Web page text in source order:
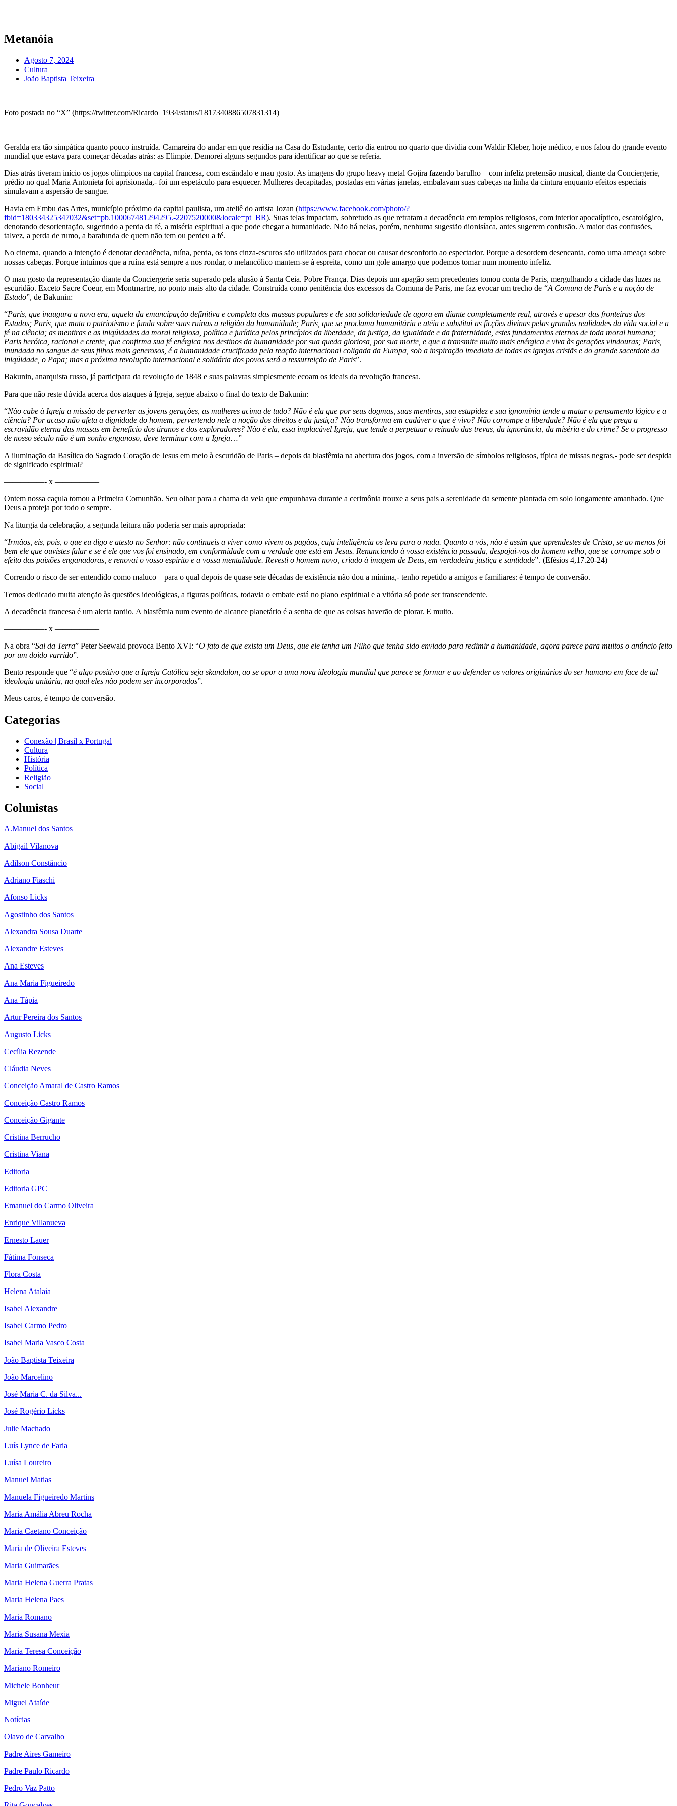
conteúdo
Metanóia
Agosto 7, 2024
Cultura
João Baptista Teixeira
Foto postada no “X” (https://twitter.com/Ricardo_1934/status/1817340886507831314)
Geralda era tão simpática quanto pouco instruída. Camareira do andar em que residia na Casa do Estudante, certo dia entrou no quarto que dividia com Waldir Kleber, hoje médico, e nos falou do grande evento
mundial que estava para começar décadas atrás: as Elimpie. Demorei alguns segundos para identificar ao que se referia.
Dias atrás tiveram início os jogos olímpicos na capital francesa, com escândalo e mau gosto. As imagens do grupo heavy metal Gojira fazendo barulho – com infeliz pretensão musical, diante da Conciergerie,
prédio no qual Maria Antonieta foi aprisionada,- foi um espetáculo para esquecer. Mulheres decapitadas, postadas em várias janelas, embalavam suas cabeças na linha da cintura enquanto efeitos especiais
simulavam a aspersão de sangue.
Havia em Embu das Artes, município próximo da capital paulista, um ateliê do artista Jozan (https://www.facebook.com/photo/?
fbid=180334325347032&set=pb.100067481294295.-2207520000&locale=pt_BR). Suas telas impactam, sobretudo as que retratam a decadência em templos religiosos, com interior apocalíptico, escatológico,
denotando desorientação, sugerindo a perda da fé, a miséria espiritual a que pode chegar a humanidade. Não há nelas, porém, nenhuma sugestão dionisíaca, antes sugerem confusão. A maior das confusões,
talvez, a perda de rumo, a barafunda de quem não tem ou perdeu a fé.
No cinema, quando a intenção é denotar decadência, ruína, perda, os tons cinza-escuros são utilizados para chocar ou causar desconforto ao espectador. Porque a desordem desencanta, como uma ameaça sobre
nossas cabeças. Porque intuímos que a ruína está sempre a nos rondar, o melancólico mantem-se à espreita, como um gole amargo que podemos tomar num momento infeliz.
O mau gosto da representação diante da Conciergerie seria superado pela alusão à Santa Ceia. Pobre França. Dias depois um apagão sem precedentes tomou conta de Paris, mergulhando a cidade das luzes na
escuridão. Exceto Sacre Coeur, em Montmartre, no ponto mais alto da cidade. Construída como penitência dos excessos da Comuna de Paris, me faz evocar um trecho de “A Comuna de Paris e a noção de
Estado”, de Bakunin:
“Paris, que inaugura a nova era, aquela da emancipação definitiva e completa das massas populares e de sua solidariedade de agora em diante completamente real, através e apesar das fronteiras dos
Estados; Paris, que mata o patriotismo e funda sobre suas ruínas a religião da humanidade; Paris, que se proclama humanitária e atéia e substitui as ficções divinas pelas grandes realidades da vida social e a
fé na ciência; as mentiras e as iniqüidades da moral religiosa, política e jurídica pelos princípios da liberdade, da justiça, da igualdade e da fraternidade, estes fundamentos eternos de toda moral humana;
Paris heróica, racional e crente, que confirma sua fé enérgica nos destinos da humanidade por sua queda gloriosa, por sua morte, e que a transmite muito mais enérgica e viva às gerações vindouras; Paris,
inundada no sangue de seus filhos mais generosos, é a humanidade crucificada pela reação internacional coligada da Europa, sob a inspiração imediata de todas as igrejas cristãs e do grande sacerdote da
iniqüidade, o Papa; mas a próxima revolução internacional e solidária dos povos será a ressurreição de Paris”.
Bakunin, anarquista russo, já participara da revolução de 1848 e suas palavras simplesmente ecoam os ideais da revolução francesa.
Para que não reste dúvida acerca dos ataques à Igreja, segue abaixo o final do texto de Bakunin:
“Não cabe à Igreja a missão de perverter as jovens gerações, as mulheres acima de tudo? Não é ela que por seus dogmas, suas mentiras, sua estupidez e sua ignomínia tende a matar o pensamento lógico e a
ciência? Por acaso não afeta a dignidade do homem, pervertendo nele a noção dos direitos e da justiça? Não transforma em cadáver o que é vivo? Não corrompe a liberdade? Não é ela que prega a
escravidão eterna das massas em benefício dos tiranos e dos exploradores? Não é ela, essa implacável Igreja, que tende a perpetuar o reinado das trevas, da ignorância, da miséria e do crime? Se o progresso
de nosso século não é um sonho enganoso, deve terminar com a Igreja…”
A iluminação da Basílica do Sagrado Coração de Jesus em meio à escuridão de Paris – depois da blasfêmia na abertura dos jogos, com a inversão de símbolos religiosos, típica de missas negras,- pode ser despida
de significado espiritual?
—————- x —————–
Ontem nossa caçula tomou a Primeira Comunhão. Seu olhar para a chama da vela que empunhava durante a cerimônia trouxe a seus pais a serenidade da semente plantada em solo longamente amanhado. Que
Deus a proteja por todo o sempre.
Na liturgia da celebração, a segunda leitura não poderia ser mais apropriada:
“Irmãos, eis, pois, o que eu digo e atesto no Senhor: não continueis a viver como vivem os pagãos, cuja inteligência os leva para o nada. Quanto a vós, não é assim que aprendestes de Cristo, se ao menos foi
bem ele que ouvistes falar e se é ele que vos foi ensinado, em conformidade com a verdade que está em Jesus. Renunciando à vossa existência passada, despojai-vos do homem velho, que se corrompe sob o
efeito das paixões enganadoras, e renovai o vosso espírito e a vossa mentalidade. Revesti o homem novo, criado à imagem de Deus, em verdadeira justiça e santidade”. (Efésios 4,17.20-24)
Correndo o risco de ser entendido como maluco – para o qual depois de quase sete décadas de existência não dou a mínima,- tenho repetido a amigos e familiares: é tempo de conversão.
Temos dedicado muita atenção às questões ideológicas, a figuras políticas, todavia o embate está no plano espiritual e a vitória só pode ser transcendente.
A decadência francesa é um alerta tardio. A blasfêmia num evento de alcance planetário é a senha de que as coisas haverão de piorar. E muito.
—————- x —————–
Na obra “Sal da Terra” Peter Seewald provoca Bento XVI: “O fato de que exista um Deus, que ele tenha um Filho que tenha sido enviado para redimir a humanidade, agora parece para muitos o anúncio feito
por um doido varrido”.
Bento responde que “é algo positivo que a Igreja Católica seja skandalon, ao se opor a uma nova ideologia mundial que parece se formar e ao defender os valores originários do ser humano em face de tal
ideologia unitária, na qual eles não podem ser incorporados”.
Meus caros, é tempo de conversão.
Categorias
Conexão | Brasil x Portugal
Cultura
História
Política
Religião
Social
Colunistas
A.Manuel dos Santos
Abigail Vilanova
Adilson Constâncio
Adriano Fiaschi
Afonso Licks
Agostinho dos Santos
Alexandra Sousa Duarte
Alexandre Esteves
Ana Esteves
Ana Maria Figueiredo
Ana Tápia
Artur Pereira dos Santos
Augusto Licks
Cecília Rezende
Cláudia Neves
Conceição Amaral de Castro Ramos
Conceição Castro Ramos
Conceição Gigante
Cristina Berrucho
Cristina Viana
Editoria
Editoria GPC
Emanuel do Carmo Oliveira
Enrique Villanueva
Ernesto Lauer
Fátima Fonseca
Flora Costa
Helena Atalaia
Isabel Alexandre
Isabel Carmo Pedro
Isabel Maria Vasco Costa
João Baptista Teixeira
João Marcelino
José Maria C. da Silva...
José Rogério Licks
Julie Machado
Luís Lynce de Faria
Luísa Loureiro
Manuel Matias
Manuela Figueiredo Martins
Maria Amália Abreu Rocha
Maria Caetano Conceição
Maria de Oliveira Esteves
Maria Guimarães
Maria Helena Guerra Pratas
Maria Helena Paes
Maria Romano
Maria Susana Mexia
Maria Teresa Conceição
Mariano Romeiro
Michele Bonheur
Miguel Ataíde
Notícias
Olavo de Carvalho
Padre Aires Gameiro
Padre Paulo Ricardo
Pedro Vaz Patto